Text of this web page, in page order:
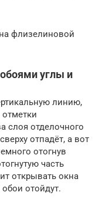
флизелиновой
углы и
линию,
слоя отделочного
отпадёт, а вот
отогнув
часть
открывать окна
отойдут.